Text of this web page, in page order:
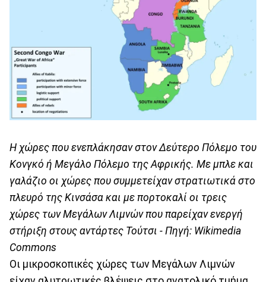
Η χώρες που ενεπλάκησαν στον Δεύτερο Πόλεμο του
Κονγκό ή Μεγάλο Πόλεμο της Αφρικής. Με μπλε και
γαλάζιο οι χώρες που συμμετείχαν στρατιωτικά στο
πλευρό της Κινσάσα και με πορτοκαλί οι τρεις
χώρες των Μεγάλων Λιμνών που παρείχαν ενεργή
στήριξη στους αντάρτες Τούτσι - Πηγή: Wikimedia
Commons
Οι μικροσκοπικές χώρες των Μεγάλων Λιμνών